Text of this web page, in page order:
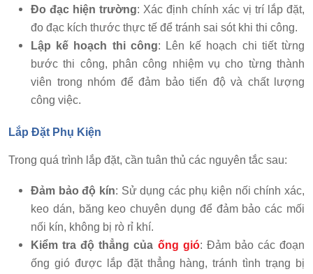
Đo đạc hiện trường: Xác định chính xác vị trí lắp đặt,
đo đạc kích thước thực tế để tránh sai sót khi thi công.
Lập kế hoạch thi công: Lên kế hoạch chi tiết từng
bước thi công, phân công nhiệm vụ cho từng thành
viên trong nhóm để đảm bảo tiến độ và chất lượng
công việc.
Lắp Đặt Phụ Kiện
Trong quá trình lắp đặt, cần tuân thủ các nguyên tắc sau:
Đảm bảo độ kín: Sử dụng các phụ kiện nối chính xác,
keo dán, băng keo chuyên dụng để đảm bảo các mối
nối kín, không bị rò rỉ khí.
Kiểm tra độ thẳng của ống gió: Đảm bảo các đoạn
ống gió được lắp đặt thẳng hàng, tránh tình trạng bị